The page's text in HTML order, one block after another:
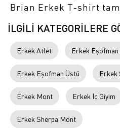
Brian Erkek T-shirt tam
İLGİLİ KATEGORİLERE
Erkek Atlet Erkek Eşofman
Erkek Eşofman Üstü Erkek
Erkek Mont Erkek İç Giyim
Erkek Sherpa Mont